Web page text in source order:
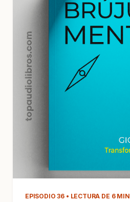
EPISODIO 36 • LECTURA DE 6 MIN